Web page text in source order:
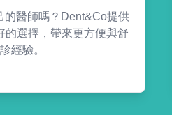
的醫師嗎？Dent&Co提供
的選擇，帶來更方便與舒
經驗。